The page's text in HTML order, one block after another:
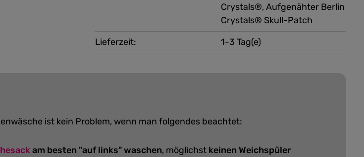
Crystals®, Aufgenähter Berlin
Crystals® Skull-Patch
Lieferzeit: 1-3 Tag(e)
ist kein Problem, wenn man folgendes beachtet:
am besten "auf links" waschen, möglichst keinen Weichspüler